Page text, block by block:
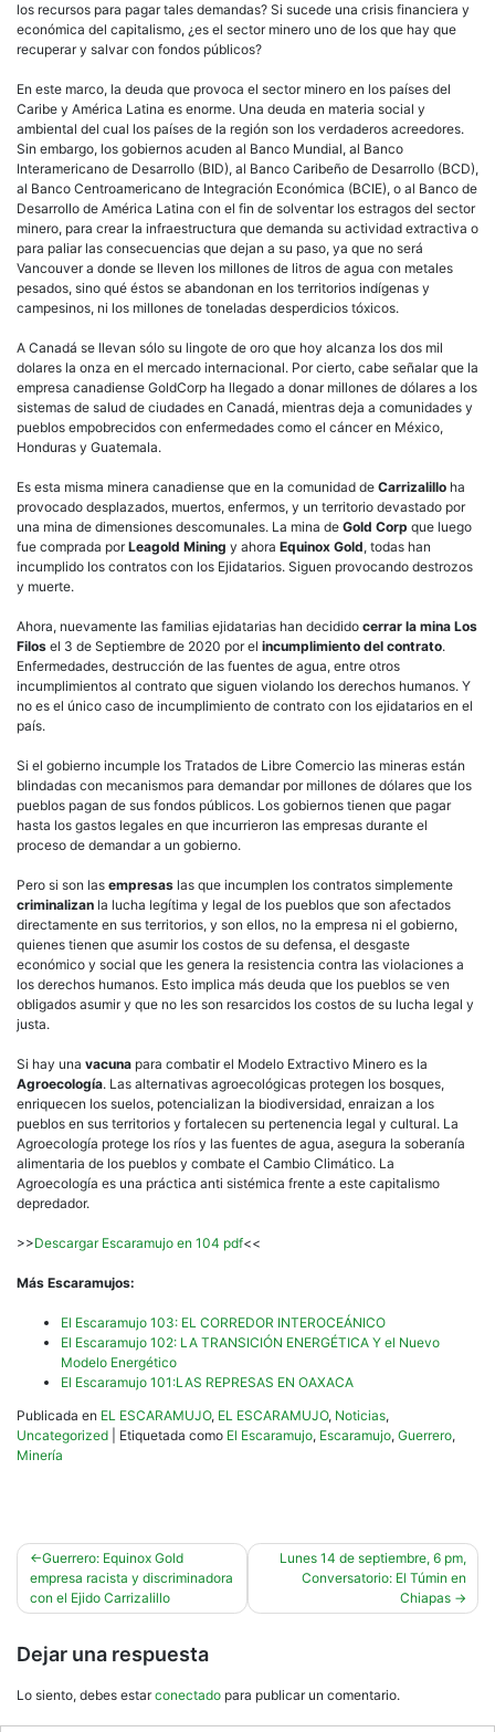
los recursos para pagar tales demandas? Si sucede una crisis financiera y
económica del capitalismo, ¿es el sector minero uno de los que hay que
recuperar y salvar con fondos públicos?
En este marco, la deuda que provoca el sector minero en los países del
Caribe y América Latina es enorme. Una deuda en materia social y
ambiental del cual los países de la región son los verdaderos acreedores.
Sin embargo, los gobiernos acuden al Banco Mundial, al Banco
Interamericano de Desarrollo (BID), al Banco Caribeño de Desarrollo (BCD),
al Banco Centroamericano de Integración Económica (BCIE), o al Banco de
Desarrollo de América Latina con el fin de solventar los estragos del sector
minero, para crear la infraestructura que demanda su actividad extractiva o
para paliar las consecuencias que dejan a su paso, ya que no será
Vancouver a donde se lleven los millones de litros de agua con metales
pesados, sino qué éstos se abandonan en los territorios indígenas y
campesinos, ni los millones de toneladas desperdicios tóxicos.
A Canadá se llevan sólo su lingote de oro que hoy alcanza los dos mil
dolares la onza en el mercado internacional. Por cierto, cabe señalar que la
empresa canadiense GoldCorp ha llegado a donar millones de dólares a los
sistemas de salud de ciudades en Canadá, mientras deja a comunidades y
pueblos empobrecidos con enfermedades como el cáncer en México,
Honduras y Guatemala.
Es esta misma minera canadiense que en la comunidad de Carrizalillo ha
provocado desplazados, muertos, enfermos, y un territorio devastado por
una mina de dimensiones descomunales. La mina de Gold Corp que luego
fue comprada porLeagold Mining y ahora Equinox Gold, todas han
incumplido los contratos con los Ejidatarios. Siguen provocando destrozos
y muerte.
Ahora, nuevamente las familias ejidatarias han decidido cerrar la mina Los
Filos el 3 de Septiembre de 2020 por el incumplimiento del contrato.
Enfermedades, destrucción de las fuentes de agua, entre otros
incumplimientos al contrato que siguen violando los derechos humanos. Y
no es el único caso de incumplimiento de contrato con los ejidatarios en el
país.
Si el gobierno incumple los Tratados de Libre Comercio las mineras están
blindadas con mecanismos para demandar por millones de dólares que los
pueblos pagan de sus fondos públicos. Los gobiernos tienen que pagar
hasta los gastos legales en que incurrieron las empresas durante el
proceso de demandar a un gobierno.
Pero si son las empresas las que incumplen los contratos simplemente
criminalizan la lucha legítima y legal de los pueblos que son afectados
directamente en sus territorios, y son ellos, no la empresa ni el gobierno,
quienes tienen que asumir los costos de su defensa, el desgaste
económico y social que les genera la resistencia contra las violaciones a
los derechos humanos. Esto implica más deuda que los pueblos se ven
obligados asumir y que no les son resarcidos los costos de su lucha legal y
justa.
Si hay una vacuna para combatir el Modelo Extractivo Minero es la
Agroecología. Las alternativas agroecológicas protegen los bosques,
enriquecen los suelos, potencializan la biodiversidad, enraizan a los
pueblos en sus territorios y fortalecen su pertenencia legal y cultural. La
Agroecología protege los ríos y las fuentes de agua, asegura la soberanía
alimentaria de los pueblos y combate el Cambio Climático. La
Agroecología es una práctica anti sistémica frente a este capitalismo
depredador.
>>Descargar Escaramujo en 104 pdf<<
Más Escaramujos:
El Escaramujo 103: EL CORREDOR INTEROCEÁNICO
El Escaramujo 102: LA TRANSICIÓN ENERGÉTICA Y el Nuevo
Modelo Energético
El Escaramujo 101:LAS REPRESAS EN OAXACA
Publicada en EL ESCARAMUJO, EL ESCARAMUJO, Noticias,
Uncategorized
Etiquetada como El Escaramujo, Escaramujo, Guerrero,
Minería
Navegación
de
entradas
Guerrero: Equinox Gold
empresa racista y discriminadora
con el Ejido Carrizalillo
Lunes 14 de septiembre, 6 pm,
Conversatorio: El Túmin en
Chiapas
Dejar una respuesta
Lo siento, debes estarconectado para publicar un comentario.